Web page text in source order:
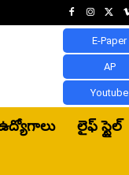
E-Paper
AP
Youtube
లైఫ్ స్టైల్